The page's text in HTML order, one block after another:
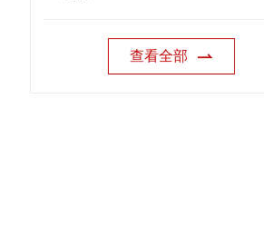
查看全部